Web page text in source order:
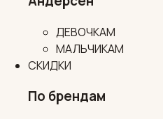
ДЕВОЧКАМ
МАЛЬЧИКАМ
СКИДКИ
По брендам